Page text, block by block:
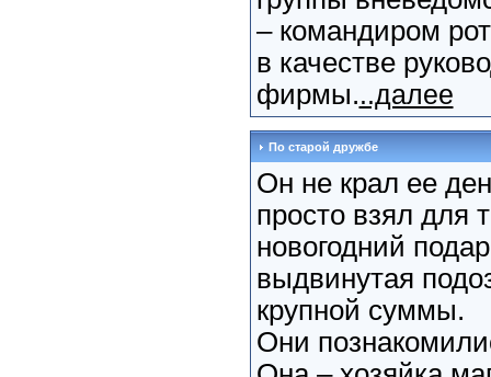
– командиром
в качестве
фирмы...далее
По старой дружбе
Он не крал ее
просто взял для
новогодний
выдвинутая
крупной суммы.
Они